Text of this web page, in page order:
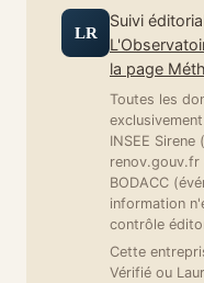
LR
Suivi
la page
Toutes les
INSEE
renov.gouv.fr
BODACC
information
contrôle
Cette
Vérifié ou